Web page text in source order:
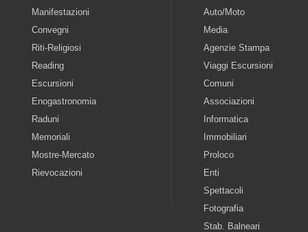
Manifestazioni
Convegni
Riti-Religiosi
Reading
Escursioni
Enogastronomia
Raduni
Memoriali
Mostre-Mercato
Rievocazioni
Auto/Moto
Media
Agenzie Stampa
Viaggi Escursioni
Comuni
Associazioni
Informatica
Immobiliari
Proloco
Enti
Spettacoli
Fotografia
Stab. Balneari